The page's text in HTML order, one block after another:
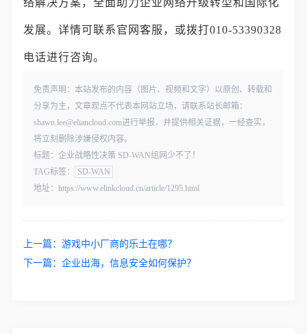
络解决方案，全面助力企业网络升级转型和国际化
发展。详情可联系官网客服，或拨打010-53390328
电话进行咨询。
免责声明：本站发布的内容（图片、视频和文字）以原创、转载和
分享为主，文章观点不代表本网站立场，请联系站长邮箱：
shawn.lee@eliancloud.com进行举报，并提供相关证据，一经查实，
将立刻删除涉嫌侵权内容。
标题：企业战略性决策 SD-WAN组网少不了！
TAG标签：
SD-WAN
地址：https://www.elinkcloud.cn/article/1295.html
上一篇：游戏中小厂商的乐土在哪？
下一篇：企业出海，信息安全如何保护？